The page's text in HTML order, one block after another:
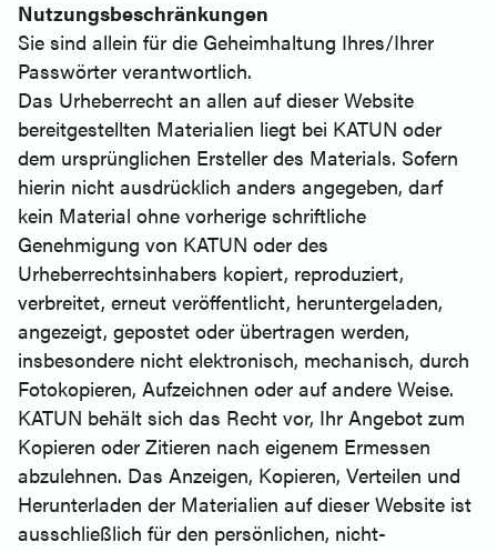
Nutzungsbeschränkungen
Sie sind allein für die Geheimhaltung Ihres/Ihrer
Passwörter verantwortlich.
Das Urheberrecht an allen auf dieser Website
bereitgestellten Materialien liegt bei KATUN oder
dem ursprünglichen Ersteller des Materials. Sofern
hierin nicht ausdrücklich anders angegeben, darf
kein Material ohne vorherige schriftliche
Genehmigung von KATUN oder des
Urheberrechtsinhabers kopiert, reproduziert,
verbreitet, erneut veröffentlicht, heruntergeladen,
angezeigt, gepostet oder übertragen werden,
insbesondere nicht elektronisch, mechanisch, durch
Fotokopieren, Aufzeichnen oder auf andere Weise.
KATUN behält sich das Recht vor, Ihr Angebot zum
Kopieren oder Zitieren nach eigenem Ermessen
abzulehnen. Das Anzeigen, Kopieren, Verteilen und
Herunterladen der Materialien auf dieser Website ist
ausschließlich für den persönlichen, nicht-